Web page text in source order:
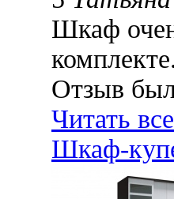
Шкаф
Отзыв
Читать
Шкаф-